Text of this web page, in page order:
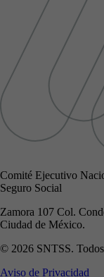
Comité Ejecutivo
Seguro Social
Zamora 107 Col.
Ciudad de México.
© 2026 SNTSS. Todos
Aviso de Privacidad